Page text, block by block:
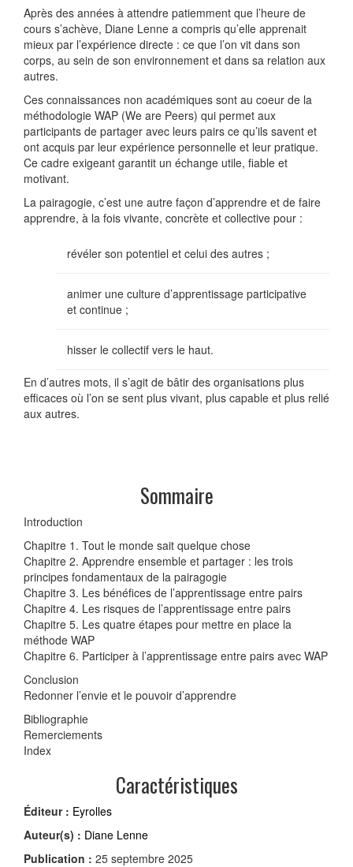
Après des années à attendre patiemment que l’heure de
cours s’achève, Diane Lenne a compris qu’elle apprenait
mieux par l’expérience directe : ce que l’on vit dans son
corps, au sein de son environnement et dans sa relation aux
autres.
Ces connaissances non académiques sont au coeur de la
méthodologie WAP (We are Peers) qui permet aux
participants de partager avec leurs pairs ce qu’ils savent et
ont acquis par leur expérience personnelle et leur pratique.
Ce cadre exigeant garantit un échange utile, fiable et
motivant.
La pairagogie, c’est une autre façon d’apprendre et de faire
apprendre, à la fois vivante, concrète et collective pour :
révéler son potentiel et celui des autres ;
animer une culture d’apprentissage participative
et continue ;
hisser le collectif vers le haut.
En d’autres mots, il s’agit de bâtir des organisations plus
efficaces où l’on se sent plus vivant, plus capable et plus relié
aux autres.
Sommaire
Introduction
Chapitre 1. Tout le monde sait quelque chose
Chapitre 2. Apprendre ensemble et partager : les trois
principes fondamentaux de la pairagogie
Chapitre 3. Les bénéfices de l’apprentissage entre pairs
Chapitre 4. Les risques de l’apprentissage entre pairs
Chapitre 5. Les quatre étapes pour mettre en place la
méthode WAP
Chapitre 6. Participer à l’apprentissage entre pairs avec WAP
Conclusion
Redonner l’envie et le pouvoir d’apprendre
Bibliographie
Remerciements
Index
Caractéristiques
Éditeur : Eyrolles
Auteur(s) : Diane Lenne
Publication : 25 septembre 2025